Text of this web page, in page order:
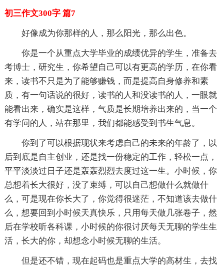
初三作文300字 篇7
好像成为你那样的人，那么阳光，那么出色。
你是一个从重点大学毕业的成绩优异的学生，准备去
考博士，研究生，你希望自己可以有更高的学历，在你看
来，读书不只是为了能够赚钱，而是提高自身修养和素
质，有一句话说的很好，读书的人和没读书的人，一眼就
能看出来，确实是这样，气质是长期培养出来的，当一个
有学问的人，站在那里，我们都能感受到书生气息。
你到了可以根据现状来考虑自己的未来的年龄了，以
后到底是自主创业，还是找一份稳定的工作，轻松一点，
平平淡淡过日子还是轰轰烈烈去度过这一生。小时候，你
总想着长大很好，没了束缚，可以自己想做什么就做什
么，可是现在你长大了，你觉得很迷茫，不知道该去做什
么，想要回到小时候天真快乐，只用每天做几张卷子，然
后在学校听各科课，小时候的你很讨厌每天无聊的学生生
活，长大的你，却想念小时候无聊的生活。
但是还不错，现在起码也是重点大学的高材生，去找